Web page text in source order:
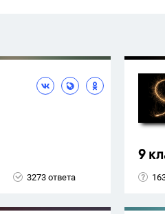
3273 ответа
9